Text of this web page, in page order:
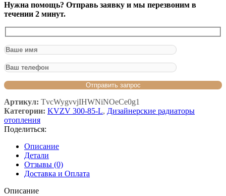
Нужна помощь? Отправь заявку и мы перезвоним в
течении 2 минут.
Артикул: TvcWygvvjIHWNiNOeCe0g1
Категории: KVZV 300-85-L, Дизайнерские радиаторы
отопления
Поделиться:
Описание
Детали
Отзывы (0)
Доставка и Оплата
Описание